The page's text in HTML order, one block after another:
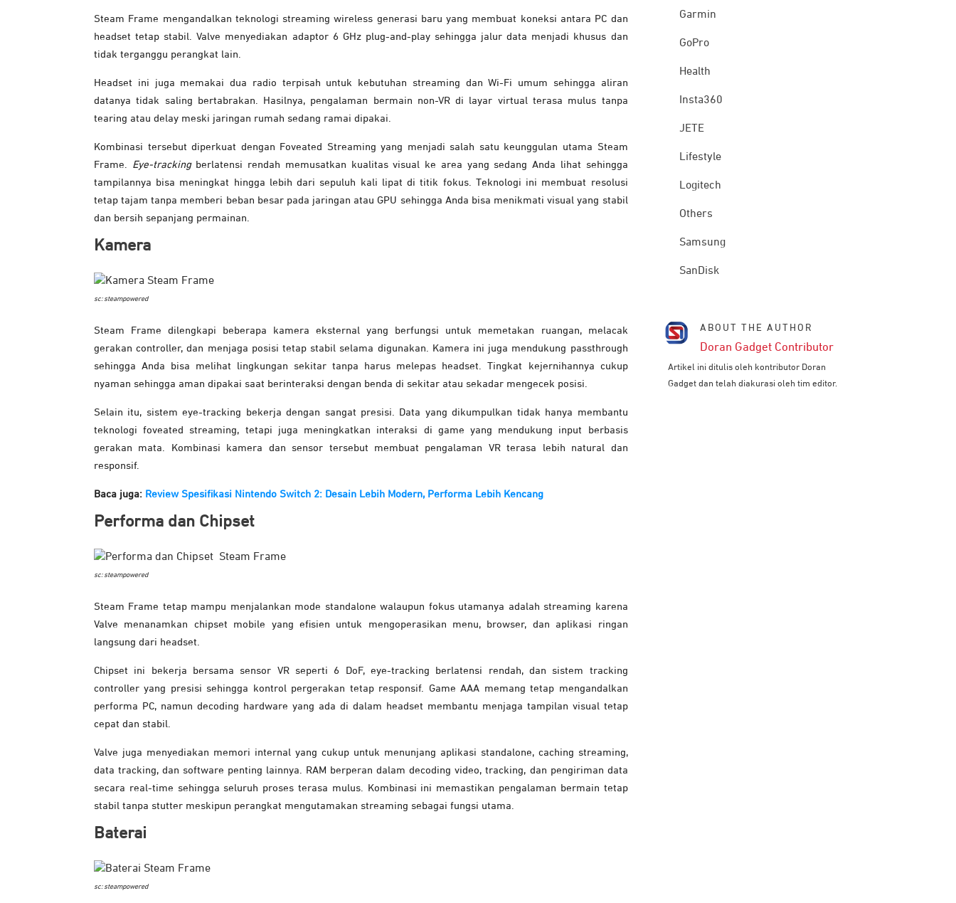
Steam Frame mengandalkan teknologi streaming wireless generasi baru yang membuat koneksi antara PC dan
headset tetap stabil. Valve menyediakan adaptor 6 GHz plug-and-play sehingga jalur data menjadi khusus dan
tidak terganggu perangkat lain.
Headset ini juga memakai dua radio terpisah untuk kebutuhan streaming dan Wi-Fi umum sehingga aliran
datanya tidak saling bertabrakan. Hasilnya, pengalaman bermain non-VR di layar virtual terasa mulus tanpa
tearing atau delay meski jaringan rumah sedang ramai dipakai.
Kombinasi tersebut diperkuat dengan Foveated Streaming yang menjadi salah satu keunggulan utama Steam
Frame. Eye-trackingberlatensi rendah memusatkan kualitas visual ke area yang sedang Anda lihat sehingga
tampilannya bisa meningkat hingga lebih dari sepuluh kali lipat di titik fokus. Teknologi ini membuat resolusi
tetap tajam tanpa memberi beban besar pada jaringan atau GPU sehingga Anda bisa menikmati visual yang stabil
dan bersih sepanjang permainan.
Kamera
sc: steampowered
Steam Frame dilengkapi beberapa kamera eksternal yang berfungsi untuk memetakan ruangan, melacak
gerakan controller, dan menjaga posisi tetap stabil selama digunakan. Kamera ini juga mendukung passthrough
sehingga Anda bisa melihat lingkungan sekitar tanpa harus melepas headset. Tingkat kejernihannya cukup
nyaman sehingga aman dipakai saat berinteraksi dengan benda di sekitar atau sekadar mengecek posisi.
Selain itu, sistem eye-tracking bekerja dengan sangat presisi. Data yang dikumpulkan tidak hanya membantu
teknologi foveated streaming, tetapi juga meningkatkan interaksi di game yang mendukung input berbasis
gerakan mata. Kombinasi kamera dan sensor tersebut membuat pengalaman VR terasa lebih natural dan
responsif.
Baca juga: Review Spesifikasi Nintendo Switch 2: Desain Lebih Modern, Performa Lebih Kencang
Performa dan Chipset
sc: steampowered
Steam Frame tetap mampu menjalankan mode standalone walaupun fokus utamanya adalah streaming karena
Valve menanamkan chipset mobile yang efisien untuk mengoperasikan menu, browser, dan aplikasi ringan
langsung dari headset.
Chipset ini bekerja bersama sensor VR seperti 6 DoF, eye-tracking berlatensi rendah, dan sistem tracking
controller yang presisi sehingga kontrol pergerakan tetap responsif. Game AAA memang tetap mengandalkan
performa PC, namun decoding hardware yang ada di dalam headset membantu menjaga tampilan visual tetap
cepat dan stabil.
Valve juga menyediakan memori internal yang cukup untuk menunjang aplikasi standalone, caching streaming,
data tracking, dan software penting lainnya. RAM berperan dalam decoding video, tracking, dan pengiriman data
secara real-time sehingga seluruh proses terasa mulus. Kombinasi ini memastikan pengalaman bermain tetap
stabil tanpa stutter meskipun perangkat mengutamakan streaming sebagai fungsi utama.
Baterai
sc: steampowered
Garmin
GoPro
Health
Insta360
JETE
Lifestyle
Logitech
Others
Samsung
SanDisk
ABOUT THE AUTHOR
Doran Gadget Contributor
Artikel ini ditulis oleh kontributor Doran
Gadget dan telah diakurasi oleh tim editor.